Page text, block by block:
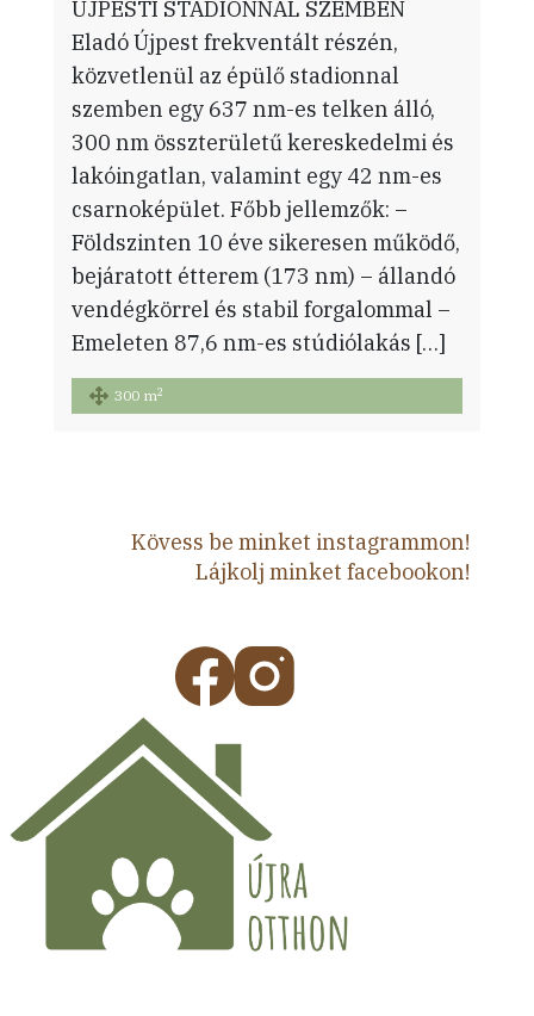
ÚJPESTI STADIONNAL SZEMBEN
Eladó Újpest frekventált részén,
közvetlenül az épülő stadionnal
szemben egy 637 nm-es telken álló,
300 nm összterületű kereskedelmi és
lakóingatlan, valamint egy 42 nm-es
csarnoképület. Főbb jellemzők: –
Földszinten 10 éve sikeresen működő,
bejáratott étterem (173 nm) – állandó
vendégkörrel és stabil forgalommal –
Emeleten 87,6 nm-es stúdiólakás […]
300 m2
Kövess be minket instagrammon!
Lájkolj minket facebookon!